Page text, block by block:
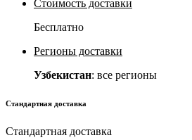
Стоимость доставки
Бесплатно
Регионы доставки
Узбекистан: все регионы
Стандартная доставка
Стандартная доставка